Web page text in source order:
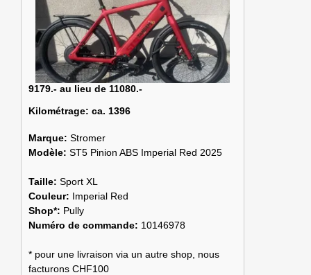
9179.- au lieu de 11080.-
Kilométrage: ca. 1396
Marque: Stromer
Modèle: ST5 Pinion ABS Imperial Red 2025
Taille: Sport XL
Couleur: Imperial Red
Shop*: Pully
Numéro de commande: 10146978
* pour une livraison via un autre shop, nous
facturons CHF100